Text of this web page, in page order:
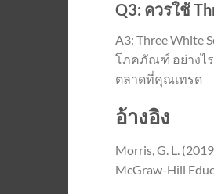
Q3: ควรใช้
A3: Three White
โภคภัณฑ์ อย่างไ
ตลาดที่คุณเทรด
อ้างอิง
Morris, G. L.
McGraw-Hill